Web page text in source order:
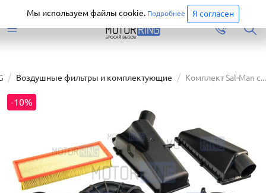
Перейти
Воздушные фильтры и комплектующие Комплект Sal-Man с...
-10%
Мы используем файлы cookie. Подробнее Я согласен